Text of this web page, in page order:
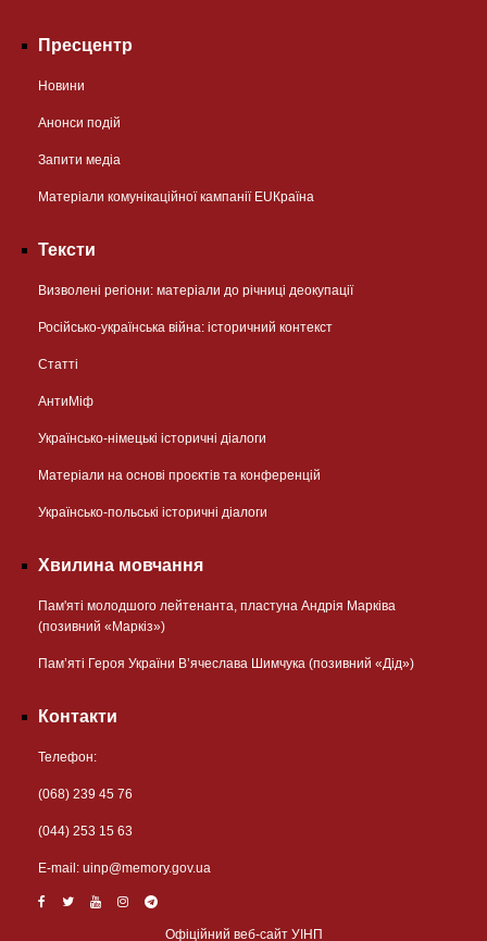
Пресцентр
Новини
Анонси подій
Запити медіа
Матеріали комунікаційної кампанії EUКраїна
Тексти
Визволені регіони: матеріали до річниці деокупації
Російсько-українська війна: історичний контекст
Статті
АнтиМіф
Українсько-німецькі історичні діалоги
Матеріали на основі проєктів та конференцій
Українсько-польські історичні діалоги
Хвилина мовчання
Пам'яті молодшого лейтенанта, пластуна Андрія Марківа
(позивний «Маркіз»)
Пам’яті Героя України В’ячеслава Шимчука (позивний «Дід»)
Контакти
Телефон:
(068) 239 45 76
(044) 253 15 63
Е-mail: uinp@memory.gov.ua
Офіційний веб-сайт УІНП